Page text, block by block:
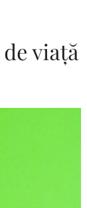
viață